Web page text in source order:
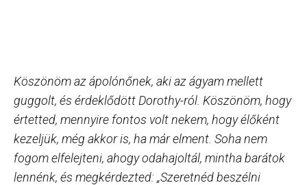
Köszönöm az ápolónőnek, aki az ágyam mellett
guggolt, és érdeklődött Dorothy-ról. Köszönöm, hogy
értetted, mennyire fontos volt nekem, hogy élőként
kezeljük, még akkor is, ha már elment. Soha nem
fogom elfelejteni, ahogy odahajoltál, mintha barátok
lennénk, és megkérdezted: „Szeretnéd beszélni